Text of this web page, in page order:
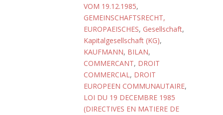
VOM 19.12.1985,
GEMEINSCHAFTSRECHT,
EUROPAEISCHES, Gesellschaft,
Kapitalgesellschaft (KG),
KAUFMANN, BILAN,
COMMERCANT, DROIT
COMMERCIAL, DROIT
EUROPEEN COMMUNAUTAIRE,
LOI DU 19 DECEMBRE 1985
(DIRECTIVES EN MATIERE DE